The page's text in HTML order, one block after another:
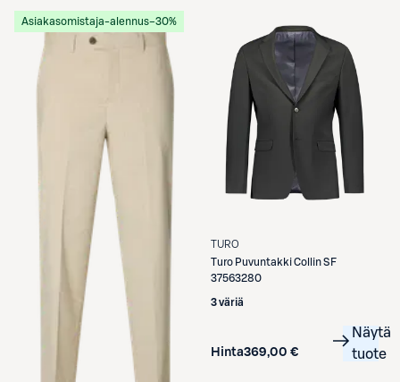
Asiakasomistaja-alennus−30%
TURO
Turo Puvuntakki Collin SF
37563280
3 väriä
Hinta369,00 €
Näytä
tuote